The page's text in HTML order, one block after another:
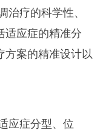
治疗的科学性、
适应症的精准分
方案的精准设计以
应症分型、位